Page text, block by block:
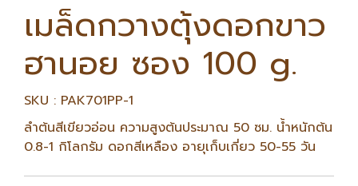
เมล็ดกวางตุ้งดอกขาว
ฮานอย ซอง 100 g.
SKU : PAK701PP-1
ลำต้นสีเขียวอ่อน ความสูงต้นประมาณ 50 ซม. น้ำหนักต้น
0.8-1 กิโลกรัม ดอกสีเหลือง อายุเก็บเกี่ยว 50-55 วัน